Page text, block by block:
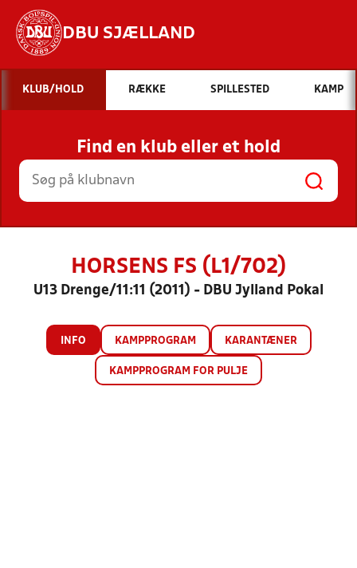
DBU SJÆLLAND
Hvad vil du søge efter?
INDHOLD OG NYHEDER
STILLINGER, RESULTATER, KLUBBER OG
HOLD
KLUB/HOLD RÆKKE SPILLESTED KAMP
Find en klub eller et hold
HORSENS FS (L1/702)
U13 Drenge/11:11 (2011) - DBU Jylland Pokal
INFO KAMPPROGRAM KARANTÆNER
KAMPPROGRAM FOR PULJE